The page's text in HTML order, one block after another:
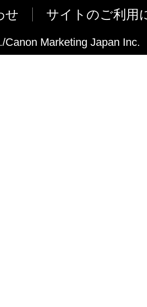
8505/ 8595/ 8585、iR-ADV
C850/ C750/ C650/ C65、
せ サイトのご利用
Canon Marketing Japan Inc.